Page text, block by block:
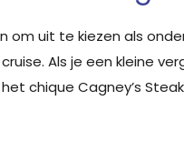
uit te kiezen als
Als je een kleine
chique Cagney’s